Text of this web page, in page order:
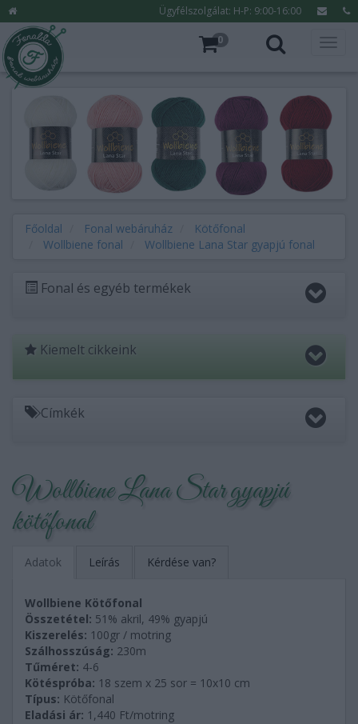
Ügyfélszolgálat: H-P: 9:00-16:00
0
Főoldal Fonal webáruház
Kötőfonal
Wollbiene fonal
Wollbiene Lana Star gyapjú fonal
Fonal és egyéb termékek
Kiemelt cikkeink
Címkék
Wollbiene Lana Star gyapjú
kötőfonal
Adatok Leírás Kérdése van?
Wollbiene Kötőfonal
Összetétel: 51% akril, 49% gyapjú
Kiszerelés: 100gr / motring
Szálhosszúság: 230m
Tűméret: 4-6
Kötéspróba: 18 szem x 25 sor = 10x10 cm
Típus: Kötőfonal
Eladási ár: 1,440 Ft/motring